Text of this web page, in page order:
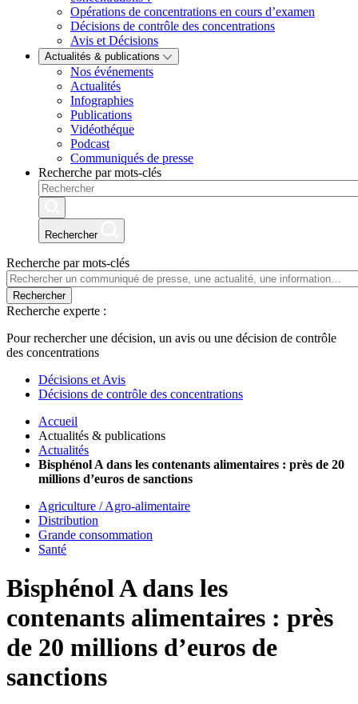
Opérations de concentrations en cours d’examen
Décisions de contrôle des concentrations
Avis et Décisions
Actualités & publications
Nos événements
Actualités
Infographies
Publications
Vidéothéque
Podcast
Communiqués de presse
Recherche par mots-clés
Rechercher
Recherche par mots-clés
Rechercher
Recherche experte :
Pour rechercher une décision, un avis ou une décision de contrôle
des concentrations
Décisions et Avis
Décisions de contrôle des concentrations
Accueil
Actualités & publications
Actualités
Bisphénol A dans les contenants alimentaires : près de 20
millions d’euros de sanctions
Agriculture / Agro-alimentaire
Distribution
Grande consommation
Santé
Bisphénol A dans les
contenants alimentaires : près
de 20 millions d’euros de
sanctions